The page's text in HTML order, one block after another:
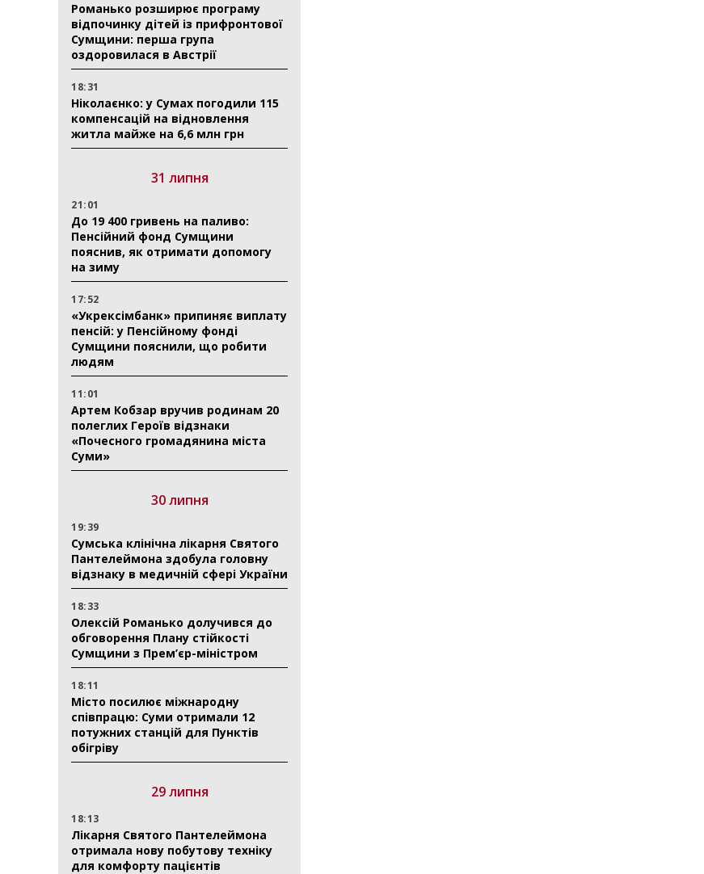
Романько розширює програму
відпочинку дітей із прифронтової
Сумщини: перша група
оздоровилася в Австрії
18:31
Ніколаєнко: у Сумах погодили 115
компенсацій на відновлення
житла майже на 6,6 млн грн
31 липня
21:01
До 19 400 гривень на паливо:
Пенсійний фонд Сумщини
пояснив, як отримати допомогу
на зиму
17:52
«Укрексімбанк» припиняє виплату
пенсій: у Пенсійному фонді
Сумщини пояснили, що робити
людям
11:01
Артем Кобзар вручив родинам 20
полеглих Героїв відзнаки
«Почесного громадянина міста
Суми»
30 липня
19:39
Сумська клінічна лікарня Святого
Пантелеймона здобула головну
відзнаку в медичній сфері України
18:33
Олексій Романько долучився до
обговорення Плану стійкості
Сумщини з Прем’єр-міністром
18:11
Місто посилює міжнародну
співпрацю: Суми отримали 12
потужних станцій для Пунктів
обігріву
29 липня
18:13
Лікарня Святого Пантелеймона
отримала нову побутову техніку
для комфорту пацієнтів